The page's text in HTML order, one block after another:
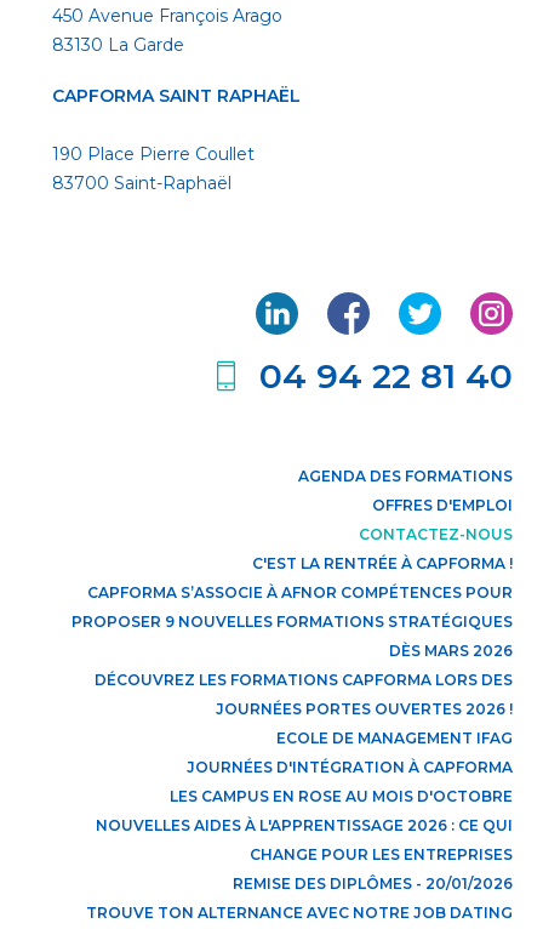
450 Avenue François Arago
83130 La Garde
CAPFORMA SAINT RAPHAËL
190 Place Pierre Coullet
83700 Saint-Raphaël
04 94 22 81 40
AGENDA DES FORMATIONS
OFFRES D'EMPLOI
CONTACTEZ-NOUS
C'EST LA RENTRÉE À CAPFORMA !
CAPFORMA S’ASSOCIE À AFNOR COMPÉTENCES POUR
PROPOSER 9 NOUVELLES FORMATIONS STRATÉGIQUES
DÈS MARS 2026
DÉCOUVREZ LES FORMATIONS CAPFORMA LORS DES
JOURNÉES PORTES OUVERTES 2026 !
ECOLE DE MANAGEMENT IFAG
JOURNÉES D'INTÉGRATION À CAPFORMA
LES CAMPUS EN ROSE AU MOIS D'OCTOBRE
NOUVELLES AIDES À L'APPRENTISSAGE 2026 : CE QUI
CHANGE POUR LES ENTREPRISES
REMISE DES DIPLÔMES - 20/01/2026
TROUVE TON ALTERNANCE AVEC NOTRE JOB DATING